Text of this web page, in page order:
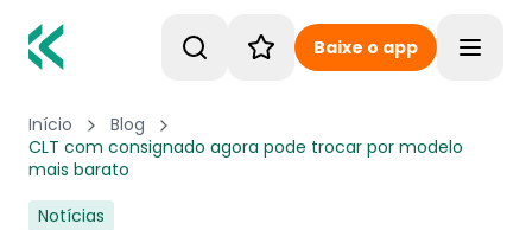
Baixe o app
Início
Blog
CLT com consignado agora pode trocar por modelo
mais barato
Notícias